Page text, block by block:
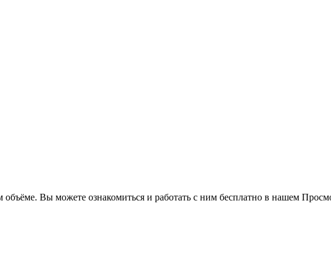
Вы можете ознакомиться и работать с ним бесплатно в нашем